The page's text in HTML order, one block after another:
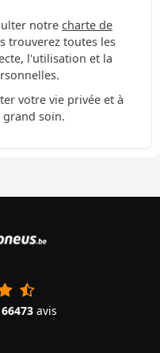
notre charte de
trouverez toutes les
l'utilisation et la
votre vie privée et à
grand soin.
66473 avis